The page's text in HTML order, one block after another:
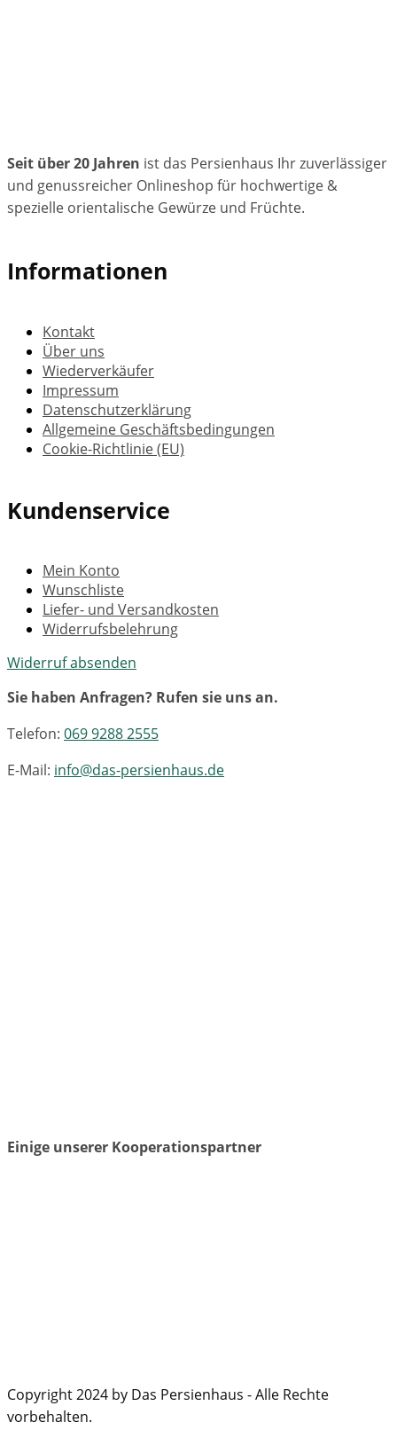
Seit über 20 Jahren ist das Persienhaus Ihr zuverlässiger
und genussreicher Onlineshop für hochwertige &
spezielle orientalische Gewürze und Früchte.
Informationen
Kontakt
Über uns
Wiederverkäufer
Impressum
Datenschutzerklärung
Allgemeine Geschäftsbedingungen
Cookie-Richtlinie (EU)
Kundenservice
Mein Konto
Wunschliste
Liefer- und Versandkosten
Widerrufsbelehrung
Widerruf absenden
Sie haben Anfragen? Rufen sie uns an.
Telefon: 069 9288 2555
E-Mail: info@das-persienhaus.de
Einige unserer Kooperationspartner
Copyright 2024 by Das Persienhaus - Alle Rechte
vorbehalten.